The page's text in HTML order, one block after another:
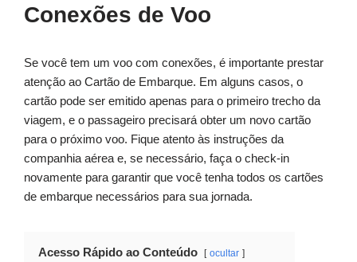
Conexões de Voo
Se você tem um voo com conexões, é importante prestar
atenção ao Cartão de Embarque. Em alguns casos, o
cartão pode ser emitido apenas para o primeiro trecho da
viagem, e o passageiro precisará obter um novo cartão
para o próximo voo. Fique atento às instruções da
companhia aérea e, se necessário, faça o check-in
novamente para garantir que você tenha todos os cartões
de embarque necessários para sua jornada.
Acesso Rápido ao Conteúdo ocultar